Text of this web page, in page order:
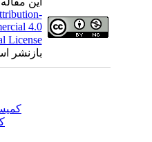
4.0
License
بازنشر